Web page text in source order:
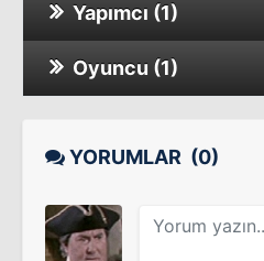
Yapımcı (1)
Harem
Oyuncu (1)
Sinema Filmi
YORUMLAR (0)